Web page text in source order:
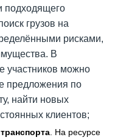
подходящего
грузов на
рисками,
В
участников можно
предложения по
найти новых
клиентов;
. На ресурсе